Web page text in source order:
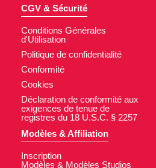
CGV & Sécurité
Conditions Générales
d'Utilisation
Politique de confidentialité
Conformité
Cookies
Déclaration de conformité aux
exigences de tenue de
registres du 18 U.S.C. § 2257
Modèles & Affiliation
Inscription
Modèles & Modèles Studios